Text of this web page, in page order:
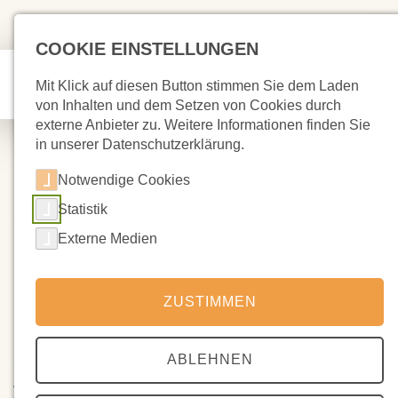
30.10.2025
Elternseminar am Samstag, 8.
November - Bitte anmelden!!
Liebe Eltern der “neuen ersten Klasse” (Jahrgang 2026),
Samstag, den 8. November 2025, findet in dem
Aufnahmeprozess für Ihre Kinder das “Elternseminar” statt.
COOKIE EINSTELLUNGEN
Mit Klick auf diesen Button stimmen Sie dem Laden
von Inhalten und dem Setzen von Cookies durch
externe Anbieter zu. Weitere Informationen finden Sie
in unserer Datenschutzerklärung.
Notwendige Cookies
Statistik
Externe Medien
ZUSTIMMEN
ABLEHNEN